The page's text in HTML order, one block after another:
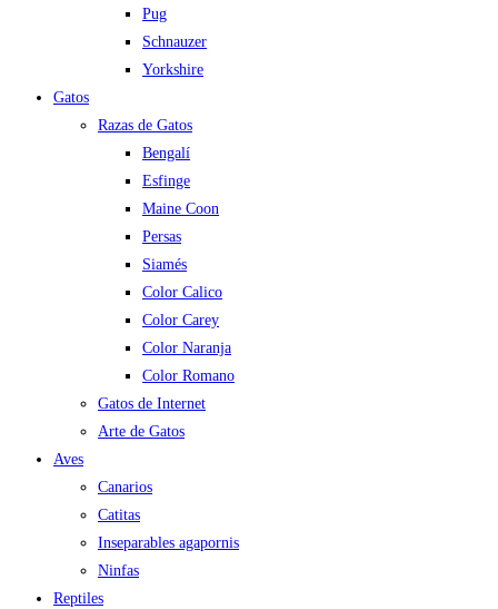
Pug
Schnauzer
Yorkshire
Gatos
Razas de Gatos
Bengalí
Esfinge
Maine Coon
Persas
Siamés
Color Calico
Color Carey
Color Naranja
Color Romano
Gatos de Internet
Arte de Gatos
Aves
Canarios
Catitas
Inseparables agapornis
Ninfas
Reptiles